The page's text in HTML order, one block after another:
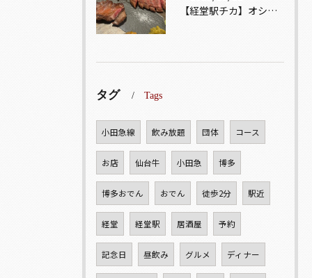
【経堂駅チカ】オシャレ居酒屋🏮自慢のお肉が楽しめる🐃お得なコ...
タグ Tags
小田急線 飲み放題 団体 コース
お店 仙台牛 小田急 博多
博多おでん おでん 徒歩2分 駅近
経堂 経堂駅 居酒屋 予約
記念日 昼飲み グルメ ディナー